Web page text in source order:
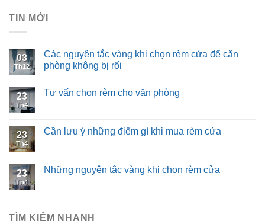
TIN MỚI
03
Th12
Các nguyên tắc vàng khi chọn rèm cửa để căn
phòng không bị rối
23
Th4
Tư vấn chọn rèm cho văn phòng
23
Th4
Cần lưu ý những điểm gì khi mua rèm cửa
23
Th4
Những nguyên tắc vàng khi chọn rèm cửa
TÌM KIẾM NHANH